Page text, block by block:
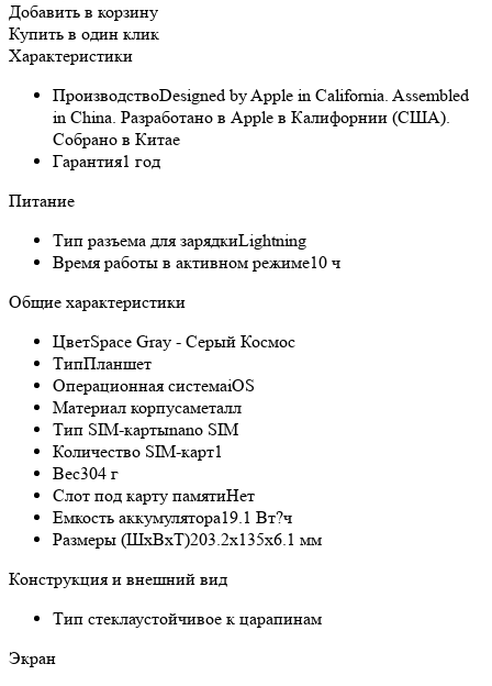
Добавить в корзину
Купить в один клик
Характеристики
ПроизводствоDesigned by Apple in California. Assembled
in China. Разработано в Apple в Калифорнии (США).
Собрано в Китае
Гарантия1 год
Питание
Тип разъема для зарядкиLightning
Время работы в активном режиме10 ч
Общие характеристики
ЦветSpace Gray - Серый Космос
ТипПланшет
Операционная системаiOS
Материал корпусаметалл
Тип SIM-картыnano SIM
Количество SIM-карт1
Вес304 г
Слот под карту памятиНет
Емкость аккумулятора19.1 Вт?ч
Размеры (ШxВxТ)203.2x135x6.1 мм
Конструкция и внешний вид
Тип стеклаустойчивое к царапинам
Экран